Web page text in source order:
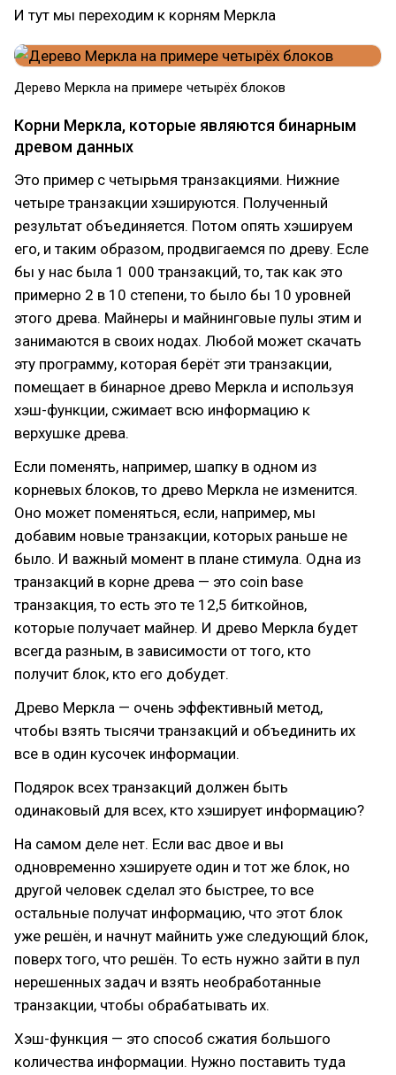
И тут мы переходим к корням Меркла
Дерево Меркла на примере четырёх блоков
Корни Меркла, которые являются бинарным
древом данных
Это пример с четырьмя транзакциями. Нижние
четыре транзакции хэшируются. Полученный
результат объединяется. Потом опять хэшируем
его, и таким образом, продвигаемся по древу. Есле
бы у нас была 1 000 транзакций, то, так как это
примерно 2 в 10 степени, то было бы 10 уровней
этого древа. Майнеры и майнинговые пулы этим и
занимаются в своих нодах. Любой может скачать
эту программу, которая берёт эти транзакции,
помещает в бинарное древо Меркла и используя
хэш-функции, сжимает всю информацию к
верхушке древа.
Если поменять, например, шапку в одном из
корневых блоков, то древо Меркла не изменится.
Оно может поменяться, если, например, мы
добавим новые транзакции, которых раньше не
было. И важный момент в плане стимула. Одна из
транзакций в корне древа — это coin base
транзакция, то есть это те 12,5 биткойнов,
которые получает майнер. И древо Меркла будет
всегда разным, в зависимости от того, кто
получит блок, кто его добудет.
Древо Меркла — очень эффективный метод,
чтобы взять тысячи транзакций и объединить их
все в один кусочек информации.
Подярок всех транзакций должен быть
одинаковый для всех, кто хэширует информацию?
На самом деле нет. Если вас двое и вы
одновременно хэшируете один и тот же блок, но
другой человек сделал это быстрее, то все
остальные получат информацию, что этот блок
уже решён, и начнут майнить уже следующий блок,
поверх того, что решён. То есть нужно зайти в пул
нерешенных задач и взять необработанные
транзакции, чтобы обрабатывать их.
Хэш-функция — это способ сжатия большого
количества информации. Нужно поставить туда